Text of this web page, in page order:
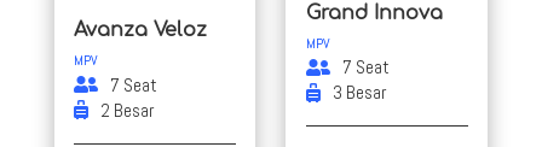
Avanza Veloz
MPV
7 Seat
2 Besar
Grand Innova
MPV
7 Seat
3 Besar